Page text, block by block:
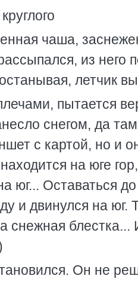
чаша,
из него
летчик
пытается
снегом, да
с картой, но и
на юге
юг... Оставаться
и двинулся на юг.
снежная блестка...
Он не